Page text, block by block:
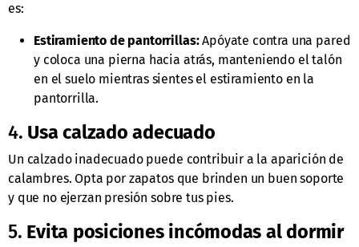
es:
Estiramiento de pantorrillas:Apóyate contra una pared
y coloca una pierna hacia atrás, manteniendo el talón
en el suelo mientras sientes el estiramiento en la
pantorrilla.
4. Usa calzado adecuado
Un calzado inadecuado puede contribuir a la aparición de
calambres. Opta por zapatos que brinden un buen soporte
y que no ejerzan presión sobre tus pies.
5. Evita posiciones incómodas al dormir